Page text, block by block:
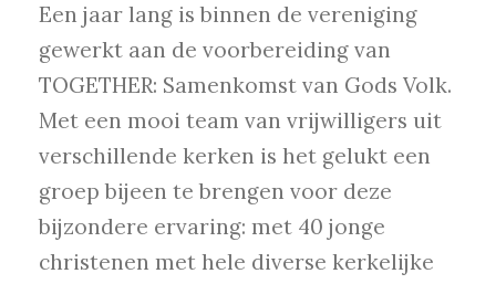
Een jaar lang is binnen de vereniging
gewerkt aan de voorbereiding van
TOGETHER: Samenkomst van Gods Volk.
Met een mooi team van vrijwilligers uit
verschillende kerken is het gelukt een
groep bijeen te brengen voor deze
bijzondere ervaring: met 40 jonge
christenen met hele diverse kerkelijke